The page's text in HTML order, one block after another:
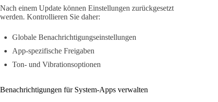
Nach einem Update können Einstellungen zurückgesetzt
werden. Kontrollieren Sie daher:
Globale Benachrichtigungseinstellungen
App-spezifische Freigaben
Ton- und Vibrationsoptionen
Benachrichtigungen für System-Apps verwalten